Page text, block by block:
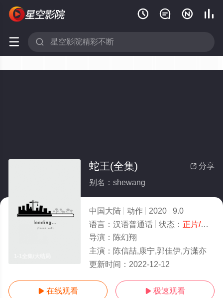
   
 
 分享
蛇王(全集)
别名：shewang
中国大陆 动作 2020
9.0
语言： 汉语普通话 状态： 正片/高清
导演： 陈幻翔
主演： 陈信喆,康宁,郭佳伊,方潇亦
更新时间： 2022-12-12
 在线观看  极速观看